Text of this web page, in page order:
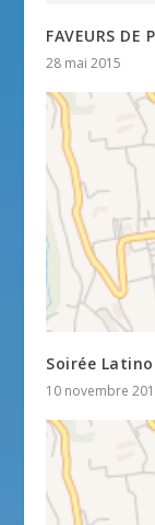
FAVEURS DE
28 mai 2015
Soirée
10 novembre